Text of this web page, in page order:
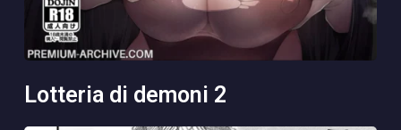
lotteria di demoni 2